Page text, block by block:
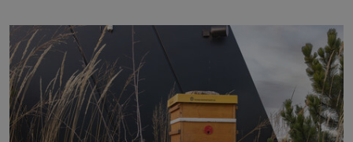
ani partnera. Stačily mi knihy, práce a hlavně klid.
Hned po studiích jsem odešla z rodného města,